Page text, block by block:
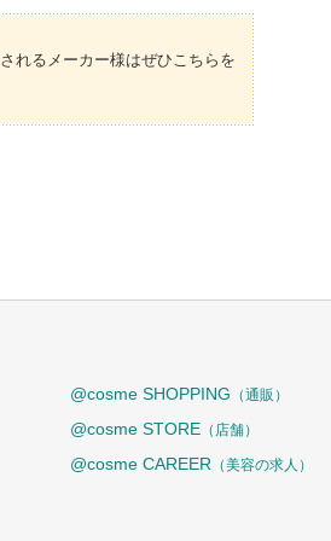
れるメーカー様はぜひこちらを
@cosme SHOPPING （通販）
@cosme STORE （店舗）
@cosme CAREER （美容の求人）